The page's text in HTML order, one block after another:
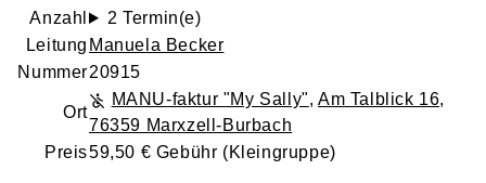
Anzahl
2 Termin(e)
Leitung Manuela Becker
Nummer20915
Ort
MANU-faktur "My Sally",Am Talblick 16,
76359 Marxzell-Burbach
Preis59,50 € Gebühr (Kleingruppe)